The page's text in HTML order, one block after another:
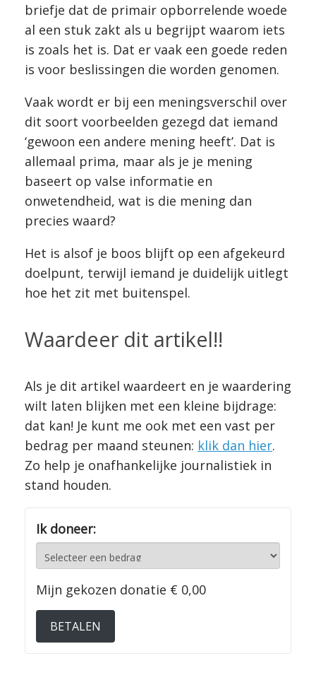
briefje dat de primair opborrelende woede
al een stuk zakt als u begrijpt waarom iets
is zoals het is. Dat er vaak een goede reden
is voor beslissingen die worden genomen.
Vaak wordt er bij een meningsverschil over
dit soort voorbeelden gezegd dat iemand
‘gewoon een andere mening heeft’. Dat is
allemaal prima, maar als je je mening
baseert op valse informatie en
onwetendheid, wat is die mening dan
precies waard?
Het is alsof je boos blijft op een afgekeurd
doelpunt, terwijl iemand je duidelijk uitlegt
hoe het zit met buitenspel.
Waardeer dit artikel!!
Als je dit artikel waardeert en je waardering
wilt laten blijken met een kleine bijdrage:
dat kan! Je kunt me ook met een vast per
bedrag per maand steunen: klik dan hier.
Zo help je onafhankelijke journalistiek in
stand houden.
Ik doneer:
Mijn gekozen donatie € 0,00
BETALEN